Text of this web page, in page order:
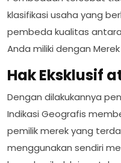
klasifikasi usaha yang
pembeda kualitas
Anda miliki dengan
Hak Eksklusif
Dengan dilakukannya
Indikasi Geografis
pemilik merek yang
menggunakan sendiri